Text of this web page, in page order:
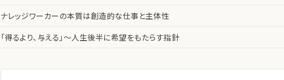
ナレッジワーカーの本質は創造的な仕事と主体性
「得るより、与える」〜人生後半に希望をもたらす指針